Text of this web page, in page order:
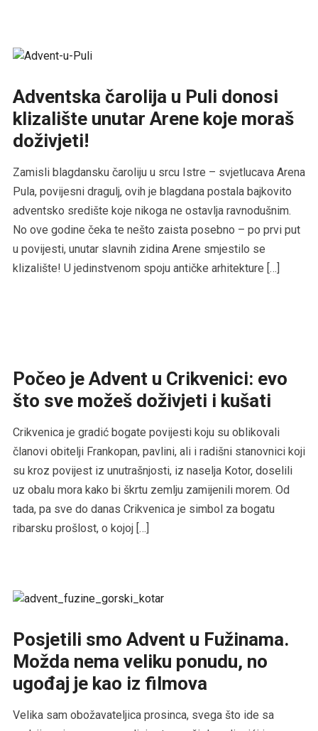
Adventska čarolija u Puli donosi
klizalište unutar Arene koje moraš
doživjeti!
Zamisli blagdansku čaroliju u srcu Istre – svjetlucava Arena
Pula, povijesni dragulj, ovih je blagdana postala bajkovito
adventsko središte koje nikoga ne ostavlja ravnodušnim.
No ove godine čeka te nešto zaista posebno – po prvi put
u povijesti, unutar slavnih zidina Arene smjestilo se
klizalište! U jedinstvenom spoju antičke arhitekture […]
Počeo je Advent u Crikvenici: evo
što sve možeš doživjeti i kušati
Crikvenica je gradić bogate povijesti koju su oblikovali
članovi obitelji Frankopan, pavlini, ali i radišni stanovnici koji
su kroz povijest iz unutrašnjosti, iz naselja Kotor, doselili
uz obalu mora kako bi škrtu zemlju zamijenili morem. Od
tada, pa sve do danas Crikvenica je simbol za bogatu
ribarsku prošlost, o kojoj […]
Posjetili smo Advent u Fužinama.
Možda nema veliku ponudu, no
ugođaj je kao iz filmova
Velika sam obožavateljica prosinca, svega što ide sa